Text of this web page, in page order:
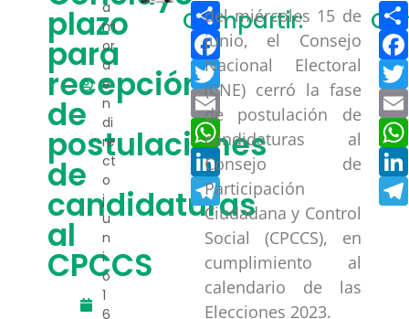
plazo
para
recepción
de
postulaciones
de
candidaturas
al
CPCCS
a
m
or
a
e
n
di
re
ct
o
j
u
n
i
o
1
6
Compartir:
Compartir
Facebook
Twitter
Email
WhatsApp
LinkedIn
Telegram
del miércoles 15 de
junio, el Consejo
Nacional Electoral
(CNE) cerró la fase
de postulación de
candidaturas al
Consejo de
Participación
Ciudadana y Control
Social (CPCCS), en
cumplimiento al
calendario de las
Elecciones 2023.